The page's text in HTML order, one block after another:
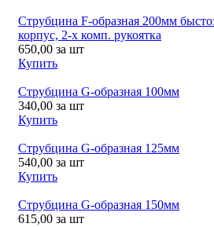
Струбцина F-образная 200мм
корпус, 2-х комп. рукоятка
650,00 за шт
Купить
Струбцина G-образная 100мм
340,00 за шт
Купить
Струбцина G-образная 125мм
540,00 за шт
Купить
Струбцина G-образная 150мм
615,00 за шт